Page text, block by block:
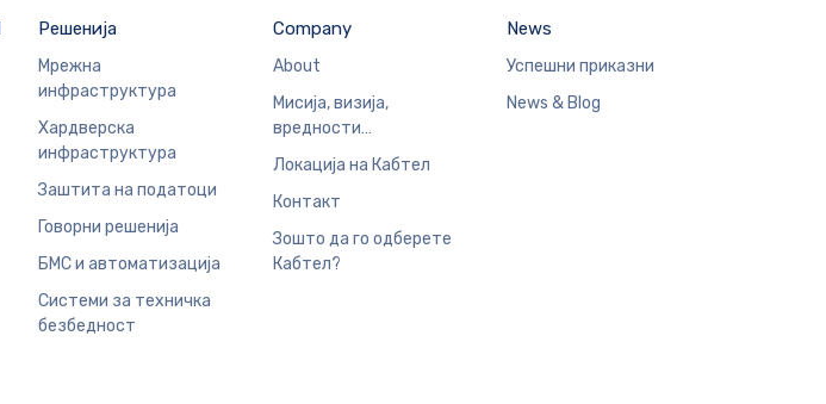
Решенија
Мрежна
инфраструктура
Хардверска
инфраструктура
Заштита на податоци
Говорни решенија
БМС и автоматизација
Системи за техничка
безбедност
Company
About
Мисија, визија,
вредности…
Локација на Кабтел
Контакт
Зошто да го одберете
Кабтел?
News
Успешни приказни
News & Blog